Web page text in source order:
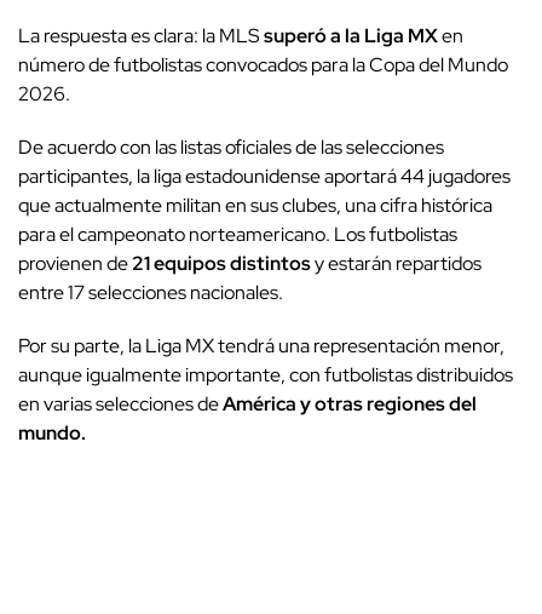
La respuesta es clara: la MLSsuperó a la Liga MXen
número de futbolistas convocados para la Copa del Mundo
2026.
De acuerdo con las listas oficiales de las selecciones
participantes, la liga estadounidense aportará 44 jugadores
que actualmente militan en sus clubes, una cifra histórica
para el campeonato norteamericano. Los futbolistas
provienen de21 equipos distintosy estarán repartidos
entre 17 selecciones nacionales.
Por su parte, la Liga MX tendrá una representación menor,
aunque igualmente importante, con futbolistas distribuidos
en varias selecciones deAmérica y otras regiones del
mundo.